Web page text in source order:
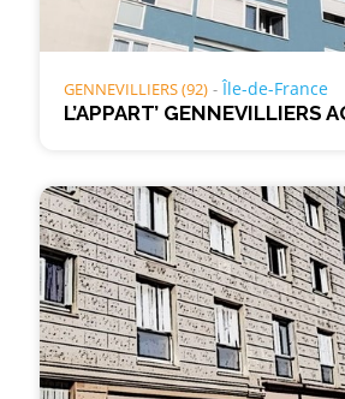
GENNEVILLIERS (92) Île-de-France
L’APPART’ GENNEVILLIERS